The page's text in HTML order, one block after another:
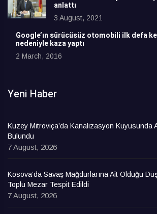
anlattı
3 August, 2021
Google’ın sürücüsüz otomobili ilk defa
nedeniyle kaza yaptı
2 March, 2016
Yeni Haber
Kuzey Mitroviça’da Kanalizasyon Kuyusunda
Bulundu
7 August, 2026
Kosova’da Savaş Mağdurlarına Ait Olduğu
Toplu Mezar Tespit Edildi
7 August, 2026